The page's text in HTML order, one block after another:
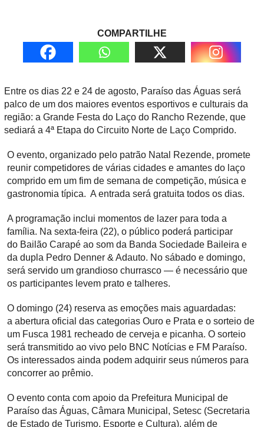
COMPARTILHE
Entre os dias 22 e 24 de agosto, Paraíso das Águas será
palco de um dos maiores eventos esportivos e culturais da
região: a Grande Festa do Laço do Rancho Rezende, que
sediará a 4ª Etapa do Circuito Norte de Laço Comprido.
O evento, organizado pelo patrão Natal Rezende, promete
reunir competidores de várias cidades e amantes do laço
comprido em um fim de semana de competição, música e
gastronomia típica. A entrada será gratuita todos os dias.
A programação inclui momentos de lazer para toda a
família. Na sexta-feira (22), o público poderá participar
do Bailão Carapé ao som da Banda Sociedade Baileira e
da dupla Pedro Denner & Adauto. No sábado e domingo,
será servido um grandioso churrasco — é necessário que
os participantes levem prato e talheres.
O domingo (24) reserva as emoções mais aguardadas:
a abertura oficial das categorias Ouro e Prata e o sorteio de
um Fusca 1981 recheado de cerveja e picanha. O sorteio
será transmitido ao vivo pelo BNC Notícias e FM Paraíso.
Os interessados ainda podem adquirir seus números para
concorrer ao prêmio.
O evento conta com apoio da Prefeitura Municipal de
Paraíso das Águas, Câmara Municipal , Setesc (Secretaria
de Estado de Turismo, Esporte e Cultura), além de